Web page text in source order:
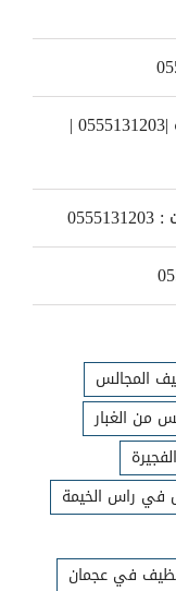
شركة جلي وتلميع رخام في الشارقة |0555131203 |
المجالس
من الغبار
في راس الخيمة
في عجمان